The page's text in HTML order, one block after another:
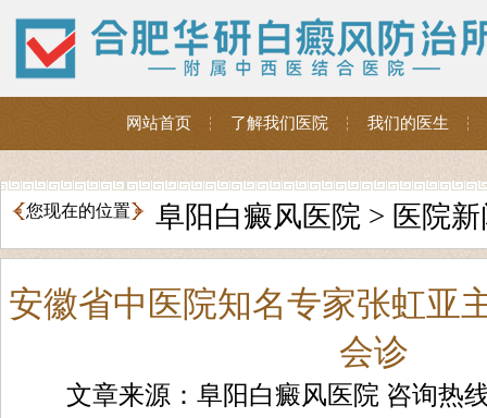
网站首页 了解我们医院 我们的医生
您现在的位置 阜阳白癜风医院 > 医院
安徽省中医院知名专家张虹亚
会诊
文章来源：阜阳白癜风医院 咨询热